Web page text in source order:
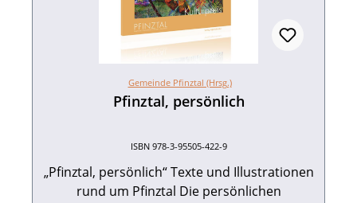
Gemeinde Pfinztal (Hrsg.)
Pfinztal, persönlich
ISBN 978-3-95505-422-9
„Pfinztal, persönlich“ Texte und Illustrationen
rund um Pfinztal Die persönlichen